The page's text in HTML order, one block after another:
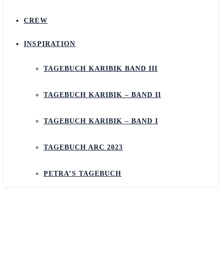
CREW
INSPIRATION
TAGEBUCH KARIBIK BAND III
TAGEBUCH KARIBIK – BAND II
TAGEBUCH KARIBIK – BAND I
TAGEBUCH ARC 2023
PETRA’S TAGEBUCH